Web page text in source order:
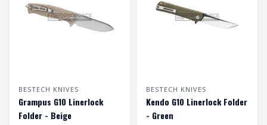
BESTECH KNIVES
Grampus G10 Linerlock
Folder - Beige
BESTECH KNIVES
Kendo G10 Linerlock Folder
- Green